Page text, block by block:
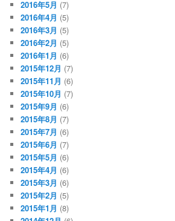
2016年5月 (7)
2016年4月 (5)
2016年3月 (5)
2016年2月 (5)
2016年1月 (6)
2015年12月 (7)
2015年11月 (6)
2015年10月 (7)
2015年9月 (6)
2015年8月 (7)
2015年7月 (6)
2015年6月 (7)
2015年5月 (6)
2015年4月 (6)
2015年3月 (6)
2015年2月 (5)
2015年1月 (8)